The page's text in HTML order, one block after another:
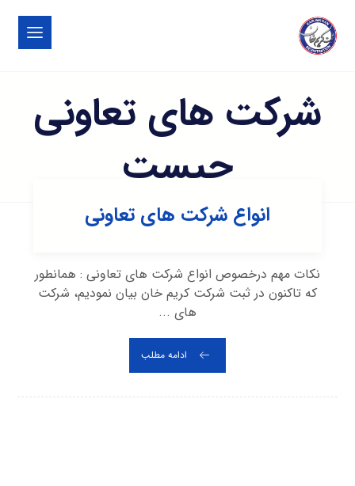
شرکت های تعاونی
چیست
انواع شرکت های تعاونی
نکات مهم درخصوص انواع شرکت های تعاونی : همانطور
که تاکنون در ثبت شرکت کریم خان بیان نمودیم، شرکت
های ...
ادامه مطلب